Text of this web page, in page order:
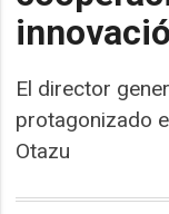
El director
protagonizado
Otazu